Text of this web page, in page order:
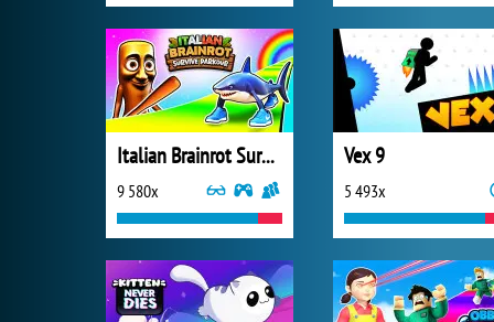
Italian Brainrot Survive Parkour
9 580x
Vex 9
5 493x